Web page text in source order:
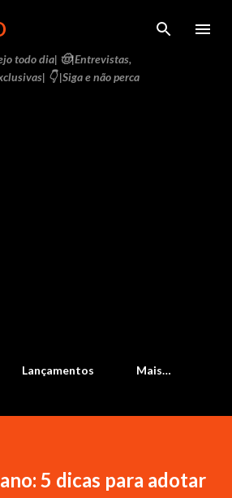
o conteúdo principal
todo dia| 🤠|Entrevistas,
👇 |Siga e não perca
Lançamentos Mais…
5 dicas para adotar